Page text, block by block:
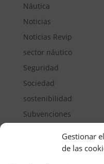
Gestionar
de las
Náutica
Noticias
Noticias Revip
sector náutico
Seguridad
Sociedad
sostenibilidad
Subvenciones